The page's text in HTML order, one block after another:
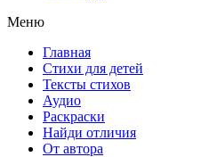
Меню
Главная
Стихи для детей
Тексты стихов
Аудио
Раскраски
Найди отличия
От автора